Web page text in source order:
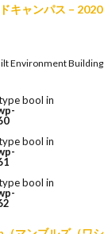
キャンパス – 2020
Environment Building
bool in
bool in
bool in